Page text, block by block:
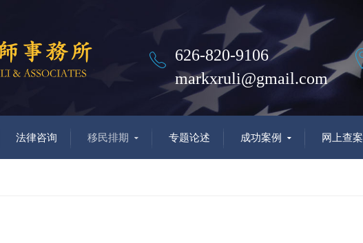
626-820-9106
markxruli@gmail.com
法律咨询 移民排期 专题论述 成功案例 网上查案